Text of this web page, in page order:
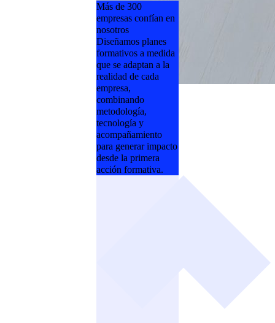
Más de 300
empresas confían en
nosotros
Diseñamos planes
formativos a medida
que se adaptan a la
realidad de cada
empresa,
combinando
metodología,
tecnología y
acompañamiento
para generar impacto
desde la primera
acción formativa.